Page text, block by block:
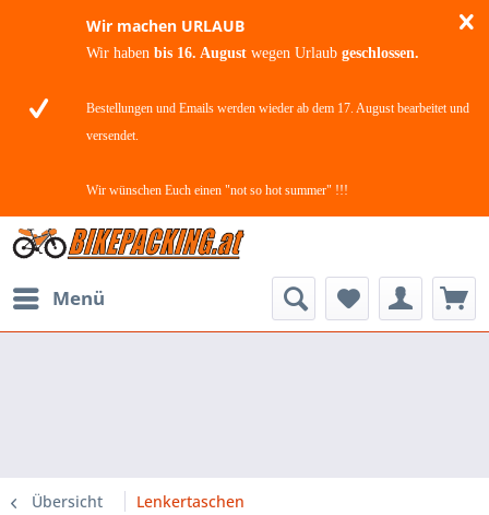
Wir machen URLAUB
Wir haben bis 16. August wegen Urlaub geschlossen.
Bestellungen und Emails werden wieder ab dem 17. August bearbeitet und
versendet.
Wir wünschen Euch einen "not so hot summer" !!!
Menü
Übersicht Lenkertaschen